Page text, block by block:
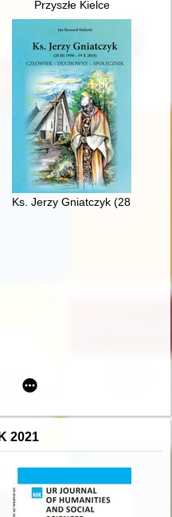
century papal sources
Przyszłe Kielce
Wójcik - patriota, strażnik
Ks. Jerzy Gniatczyk (28 III
: local, national and
2021